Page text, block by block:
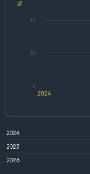
%
2024
0
20
40
2024
2025
2026